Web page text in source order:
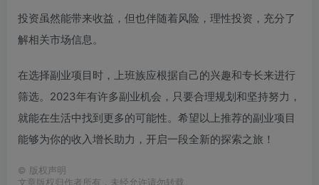
投资虽然能带来收益，但也伴随着风险，理性投资，充分了
解相关市场信息。
在选择副业项目时，上班族应根据自己的兴趣和专长来进行
筛选。2023年有许多副业机会，只要合理规划和坚持努力，
就能在生活中找到更多的可能性。希望以上推荐的副业项目
能够为你的收入增长助力，开启一段全新的探索之旅！
© 版权声明
文章版权归作者所有，未经允许请勿转载。